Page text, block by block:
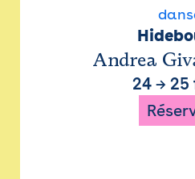
Andrea
24→ 25